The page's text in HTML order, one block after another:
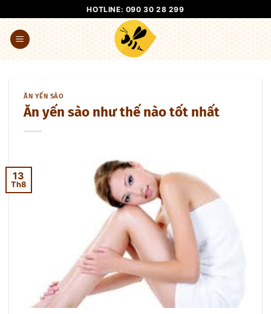
qua
nội
dung
HOTLINE: 090 30 28 299
ĂN YẾN SÀO
Ăn yến sào như thế nào tốt nhất
13
Th8